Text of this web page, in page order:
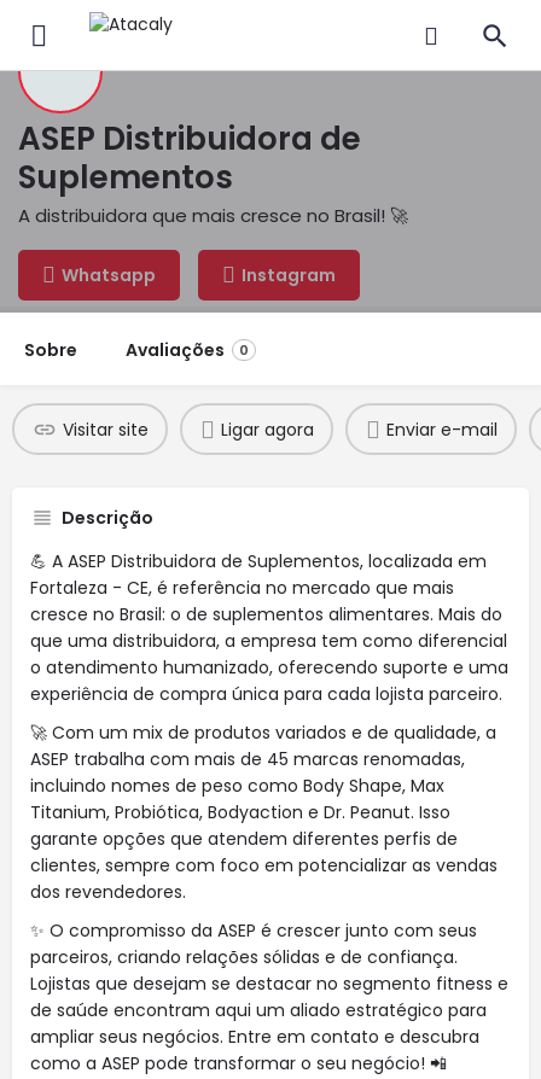
ASEP Distribuidora de
Suplementos
A distribuidora que mais cresce no Brasil! 🚀
Whatsapp Instagram
Sobre Avaliações 0
Visitar site Ligar agora Enviar e-mail
Descrição
💪 A ASEP Distribuidora de Suplementos, localizada em
Fortaleza - CE, é referência no mercado que mais
cresce no Brasil: o de suplementos alimentares. Mais do
que uma distribuidora, a empresa tem como diferencial
o atendimento humanizado, oferecendo suporte e uma
experiência de compra única para cada lojista parceiro.
🚀 Com um mix de produtos variados e de qualidade, a
ASEP trabalha com mais de 45 marcas renomadas,
incluindo nomes de peso como Body Shape, Max
Titanium, Probiótica, Bodyaction e Dr. Peanut. Isso
garante opções que atendem diferentes perfis de
clientes, sempre com foco em potencializar as vendas
dos revendedores.
✨ O compromisso da ASEP é crescer junto com seus
parceiros, criando relações sólidas e de confiança.
Lojistas que desejam se destacar no segmento fitness e
de saúde encontram aqui um aliado estratégico para
ampliar seus negócios. Entre em contato e descubra
como a ASEP pode transformar o seu negócio! 📲